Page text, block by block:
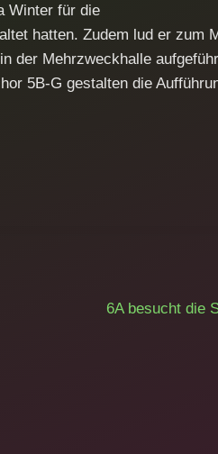
Winter für die
hatten. Zudem lud er zum
der Mehrzweckhalle
5B-G gestalten die
6A besucht die